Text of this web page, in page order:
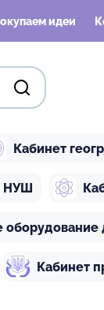
идеи
Кабинет
НУШ
Кабинет